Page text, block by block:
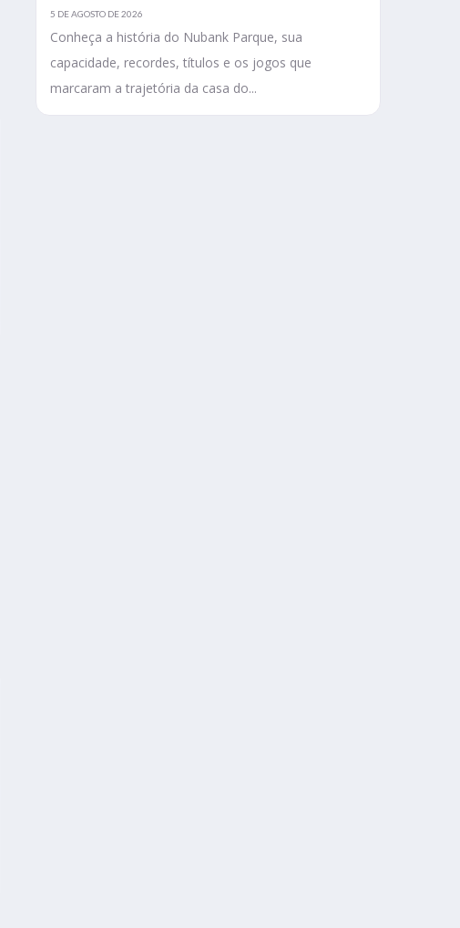
5 DE AGOSTO DE 2026
Conheça a história do Nubank Parque, sua
capacidade, recordes, títulos e os jogos que
marcaram a trajetória da casa do...